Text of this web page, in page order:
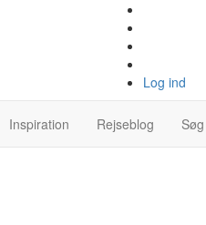
Log ind
Inspiration Rejseblog